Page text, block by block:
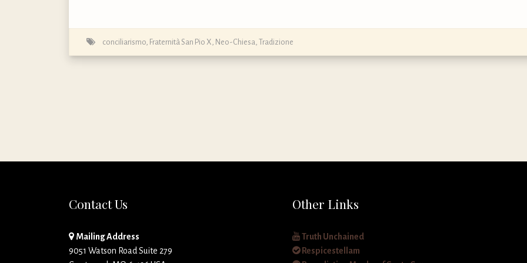
conciliarismo Fraternità San Pio X Neo-Chiesa Tradizione
Contact Us
Mailing Address
9051 Watson Road Suite 279
Other Links
Truth Unchained
Respicestellam